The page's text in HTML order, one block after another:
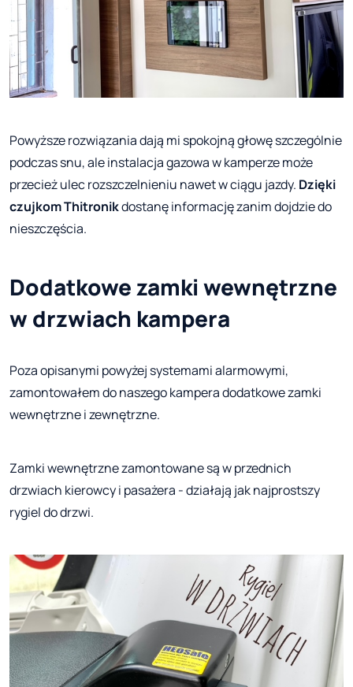
Powyższe rozwiązania dają mi spokojną głowę szczególnie
podczas snu, ale instalacja gazowa w kamperze może
przecież ulec rozszczelnieniu nawet w ciągu jazdy. Dzięki
czujkom Thitronikdostanę informację zanim dojdzie do
nieszczęścia.
Dodatkowe zamki wewnętrzne
w drzwiach kampera
Poza opisanymi powyżej systemami alarmowymi,
zamontowałem do naszego kampera dodatkowe zamki
wewnętrzne i zewnętrzne.
Zamki wewnętrzne zamontowane są w przednich
drzwiach kierowcy i pasażera - działają jak najprostszy
rygiel do drzwi.